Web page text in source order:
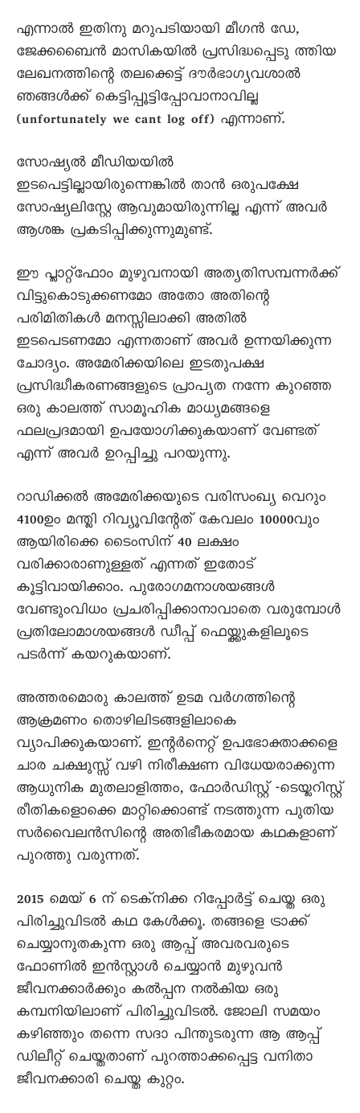
എന്നാൽ ഇതിനു മറുപടിയായി മീഗൻ ഡേ,
ജേക്കബൈൻ മാസികയിൽ പ്രസിദ്ധപ്പെടു ത്തിയ
ലേഖനത്തിന്റെ തലക്കെട്ട് ദൗർഭാഗ്യവശാൽ
ഞങ്ങൾക്ക് കെട്ടിപ്പൂട്ടിപ്പോവാനാവില്ല
(unfortunately we cant log off) എന്നാണ്.
സോഷ്യൽ മീഡിയയിൽ
ഇടപെട്ടില്ലായിരുന്നെങ്കിൽ താൻ ഒരുപക്ഷേ
സോഷ്യലിസ്റ്റേ ആവുമായിരുന്നില്ല എന്ന് അവർ
ആശങ്ക പ്രകടിപ്പിക്കുന്നുമുണ്ട്.
ഈ പ്ലാറ്റ്ഫോം മുഴുവനായി അത്യതിസമ്പന്നർക്ക്
വിട്ടുകൊടുക്കണമോ അതോ അതിന്റെ
പരിമിതികൾ മനസ്സിലാക്കി അതിൽ
ഇടപെടണമോ എന്നതാണ് അവർ ഉന്നയിക്കുന്ന
ചോദ്യം. അമേരിക്കയിലെ ഇടതുപക്ഷ
പ്രസിദ്ധീകരണങ്ങളുടെ പ്രാപ്യത നന്നേ കുറഞ്ഞ
ഒരു കാലത്ത് സാമൂഹിക മാധ്യമങ്ങളെ
ഫലപ്രദമായി ഉപയോഗിക്കുകയാണ് വേണ്ടത്
എന്ന് അവർ ഉറപ്പിച്ചു പറയുന്നു.
റാഡിക്കൽ അമേരിക്കയുടെ വരിസംഖ്യ വെറും
4100ഉം മന്ത്ലി റിവ്യൂവിന്റേത് കേവലം 10000വും
ആയിരിക്കെ ടൈംസിന് 40 ലക്ഷം
വരിക്കാരാണുള്ളത് എന്നത് ഇതോട്
കൂട്ടിവായിക്കാം. പുരോഗമനാശയങ്ങൾ
വേണ്ടുംവിധം പ്രചരിപ്പിക്കാനാവാതെ വരുമ്പോൾ
പ്രതിലോമാശയങ്ങൾ ഡീപ്പ് ഫെയ്ക്കുകളിലൂടെ
പടർന്ന് കയറുകയാണ്.
അത്തരമൊരു കാലത്ത് ഉടമ വർഗത്തിന്റെ
ആക്രമണം തൊഴിലിടങ്ങളിലാകെ
വ്യാപിക്കുകയാണ്. ഇന്റർനെറ്റ് ഉപഭോക്താക്കളെ
ചാര ചക്ഷുസ്സ് വഴി നിരീക്ഷണ വിധേയരാക്കുന്ന
ആധുനിക മുതലാളിത്തം, ഫോർഡിസ്റ്റ് -ടെയ്ലറിസ്റ്റ്
രീതികളൊക്കെ മാറ്റിക്കൊണ്ട് നടത്തുന്ന പുതിയ
സർവൈലൻസിന്റെ അതിഭീകരമായ കഥകളാണ്
പുറത്തു വരുന്നത്.
2015 മെയ് 6 ന് ടെക്നിക്ക റിപ്പോർട്ട് ചെയ്ത ഒരു
പിരിച്ചുവിടൽ കഥ കേൾക്കൂ. തങ്ങളെ ട്രാക്ക്
ചെയ്യാനുതകുന്ന ഒരു ആപ്പ് അവരവരുടെ
ഫോണിൽ ഇൻസ്റ്റാൾ ചെയ്യാൻ മുഴുവൻ
ജീവനക്കാർക്കും കൽപ്പന നൽകിയ ഒരു
കമ്പനിയിലാണ് പിരിച്ചുവിടൽ. ജോലി സമയം
കഴിഞ്ഞും തന്നെ സദാ പിന്തുടരുന്ന ആ ആപ്പ്
ഡിലീറ്റ് ചെയ്തതാണ് പുറത്താക്കപ്പെട്ട വനിതാ
ജീവനക്കാരി ചെയ്ത കുറ്റം.